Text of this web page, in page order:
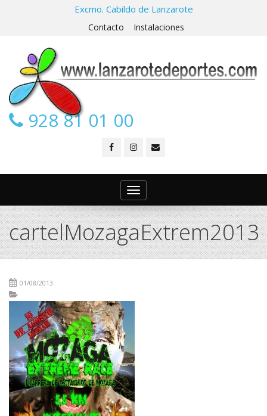
Excmo. Cabildo de Lanzarote
Contacto Instalaciones
928 81 01 00
Toggle
navigation
cartelMozagaExtrem2013
01/08/2013